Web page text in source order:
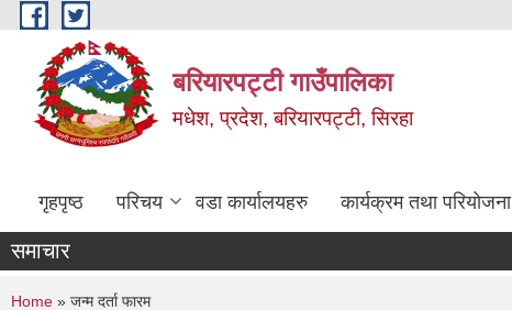
Skip to main content
बरियारपट्टी गाउँपालिका
मधेश, प्रदेश, बरियारपट्टी, सिरहा
गृहपृष्ठ परिचय वडा कार्यालयहरु कार्यक्रम तथा परियोजना
समाचार
Home » जन्म दर्ता फारम